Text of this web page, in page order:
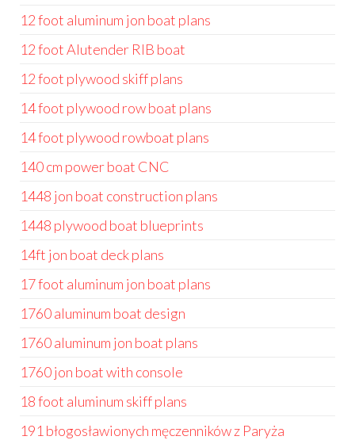
12 foot aluminum jon boat plans
12 foot Alutender RIB boat
12 foot plywood skiff plans
14 foot plywood row boat plans
14 foot plywood rowboat plans
140 cm power boat CNC
1448 jon boat construction plans
1448 plywood boat blueprints
14ft jon boat deck plans
17 foot aluminum jon boat plans
1760 aluminum boat design
1760 aluminum jon boat plans
1760 jon boat with console
18 foot aluminum skiff plans
191 błogosławionych męczenników z Paryża